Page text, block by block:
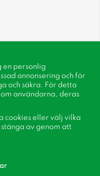
en personlig
annonsering och för
och säkra. För detta
användarna, deras
cookies eller välj vilka
av genom att